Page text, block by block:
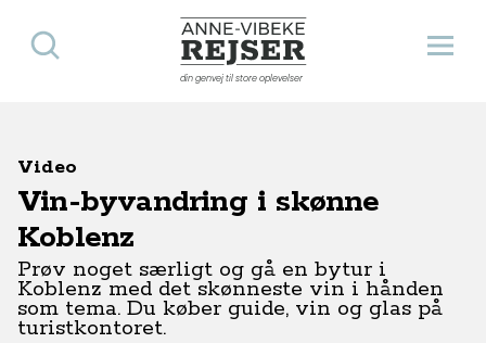
Anne-Vibeke Rejser
din genvej til store oplevelser
Åbn
Søg
Video
Vin-byvandring i skønne
Koblenz
Prøv noget særligt og gå en bytur i
Koblenz med det skønneste vin i hånden
som tema. Du køber guide, vin og glas på
turistkontoret.